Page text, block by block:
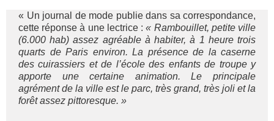
« Un journal de mode publie dans sa correspondance,
cette réponse à une lectrice :« Rambouillet, petite ville
(6.000 hab) assez agréable à habiter, à 1 heure trois
quarts de Paris environ. La présence de la caserne
des cuirassiers et de l’école des enfants de troupe y
apporte une certaine animation. Le principale
agrément de la ville est le parc, très grand, très joli et la
forêt assez pittoresque. »